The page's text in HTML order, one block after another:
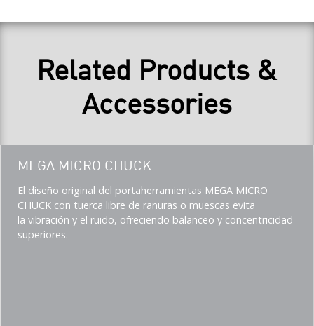
Related Products &
Accessories
Teaser
title
MEGA MICRO CHUCK
Teaser
description
(Imperial)
El diseño original del portaherramientas MEGA MICRO
CHUCK con tuerca libre de ranuras o muescas evita
la vibración y el ruido, ofreciendo balanceo y concentricidad
superiores.